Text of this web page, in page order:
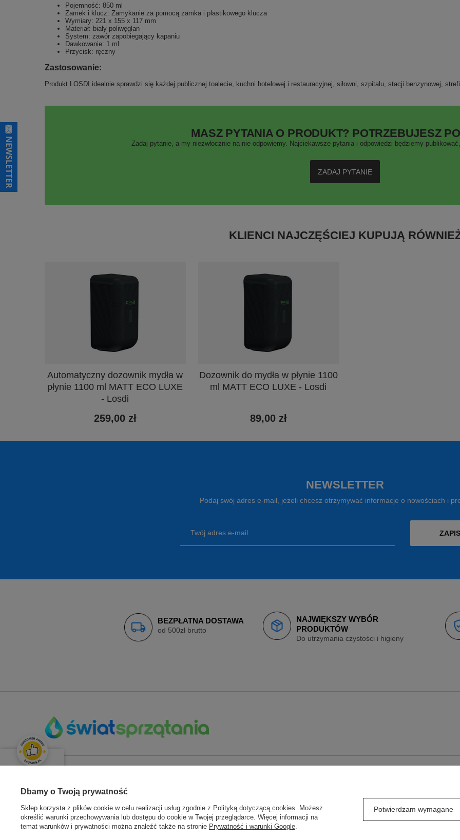
Świetnie
Łącznie opinii:
133 opinii
Pojemność: 850 ml
Zamek i klucz: Zamykanie za pomocą zamka i plastikowego klucza
Wymiary: 221 x 155 x 117 mm
Materiał: biały poliwęglan
System: zawór zapobiegający kapaniu
Dawkowanie: 1 ml
Przycisk: ręczny
Zastosowanie:
Produkt LOSDI idealnie sprawdzi się każdej publicznej toalecie, kuchni hotelowej i restauracyjnej, siłowni, szpitalu, stacji benzynowej,
MASZ PYTANIA O PRODUKT? POTRZEBUJESZ
Zadaj pytanie, a my niezwłocznie na nie odpowiemy. Najciekawsze pytania i odpowiedzi będziemy
ZADAJ PYTANIE
KLIENCI NAJCZĘŚCIEJ KUPUJĄ
Automatyczny dozownik mydła w
płynie 1100 ml MATT ECO LUXE
- Losdi
259,00 zł
Dozownik do mydła w płynie 1100
ml MATT ECO LUXE - Losdi
89,00 zł
NEWSLETTER
Podaj swój adres e-mail, jeżeli chcesz otrzymywać informacje o nowościach i
Twój adres e-mail
BEZPŁATNA DOSTAWA
od 500zł brutto
NAJWIĘKSZY WYBÓR
PRODUKTÓW
Do utrzymania czystości i higieny
ZAMÓWIENIA
Status zamówienia
Śledzenie przesyłki
Zarejestruj się
Moje zamówienia
Wysyłka
Dbamy o Twoją prywatność
Sklep korzysta z plików cookie w celu realizacji usług zgodnie z Polityką dotyczącą cookies . Możesz
określić warunki przechowywania lub dostępu do cookie w Twojej przeglądarce. Więcej informacji na
temat warunków i prywatności można znaleźć także na stronie Prywatność i warunki Google
Potwierdzam wymagane